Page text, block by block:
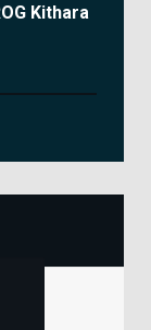
Kithara